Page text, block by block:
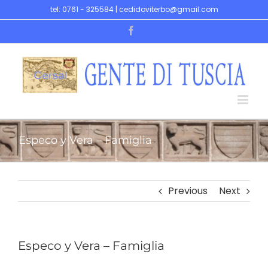
to
tel: 0761 - 325584 | cedidoviterbo@gmail.com
Especo y Vera – Famiglia
Previous Next
Especo y Vera – Famiglia